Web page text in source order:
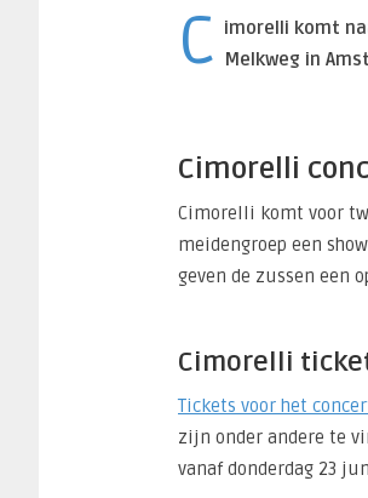
C imorelli komt
Melkweg in
Cimorelli
Cimorelli komt voor
meidengroep een
geven de zussen een
Cimorelli
Tickets voor het
zijn onder andere te
vanaf donderdag 23